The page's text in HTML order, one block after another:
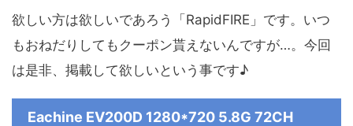
欲しい方は欲しいであろう「RapidFIRE」です。いつ
もおねだりしてもクーポン貰えないんですが…。今回
は是非、掲載して欲しいという事です♪
Eachine EV200D 1280*720 5.8G 72CH